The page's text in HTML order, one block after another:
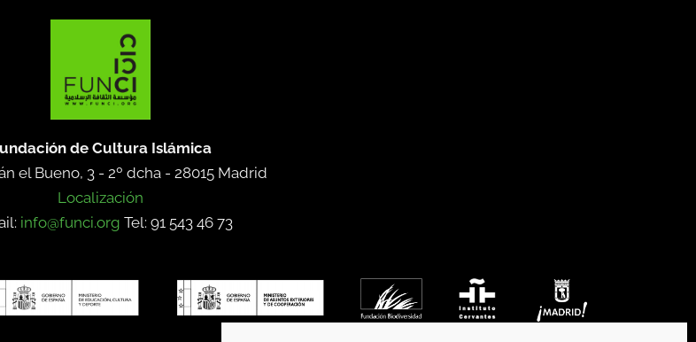
de Cultura Islámica
el Bueno, 3 - 2º dcha - 28015 Madrid
Localización
info@funci.org Tel: 91 543 46 73